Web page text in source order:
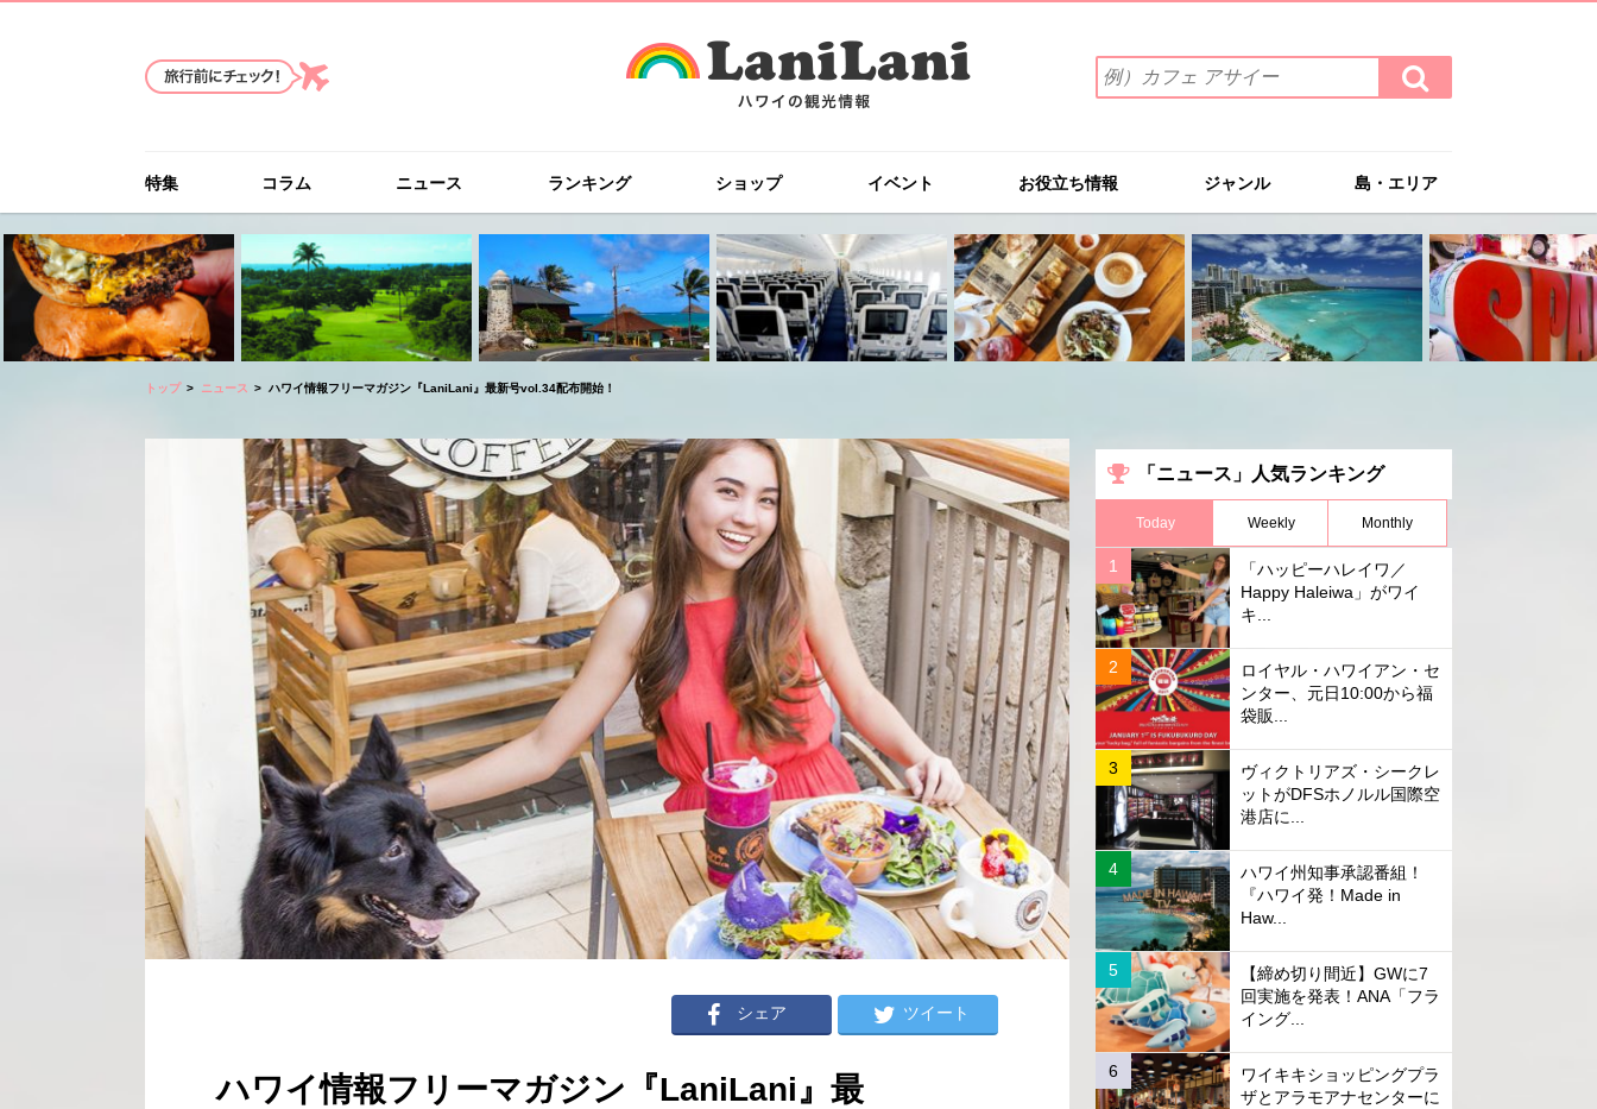
索
ワ
を
入
力
(例）
カ
フ
ェ
イ
ー
検
索
す
特集 コラム ニュース ランキング ショップ イベント お役立ち情報 ジャンル 島・エリア
トップ ニュース ハワイ情報フリーマガジン『LaniLani』最新号vol.34配布開始！
シェア ツイート
ハワイ情報フリーマガジン『LaniLani』最
「ニュース」人気ランキング
Today Weekly Monthly
「ハッピーハレイワ／
Happy Haleiwa」がワイ
キ...
ロイヤル・ハワイアン・セ
ンター、元日10:00から福
袋販...
ヴィクトリアズ・シークレ
ットがDFSホノルル国際空
港店に...
ハワイ州知事承認番組！
『ハワイ発！Made in
Haw...
【締め切り間近】GWに7
回実施を発表！ANA「フラ
イング...
ワイキキショッピングプラ
ザとアラモアナセンターに